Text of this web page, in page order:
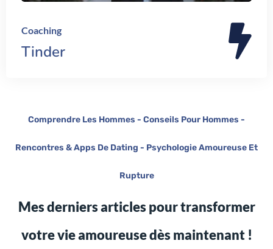
Coaching
Tinder
Comprendre Les Hommes - Conseils Pour Hommes -
Rencontres & Apps De Dating - Psychologie Amoureuse Et
Rupture
Mes derniers articles pour transformer
votre vie amoureuse dès maintenant !